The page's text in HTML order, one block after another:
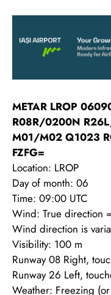
METAR LROP
R08R/0200N
M01/M02 Q1023
FZFG=
Location: LROP
Day of month: 06
Time: 09:00 UTC
Wind: True direction
Wind direction is
Visibility: 100 m
Runway 08 Right,
Runway 26 Left,
Weather: Freezing